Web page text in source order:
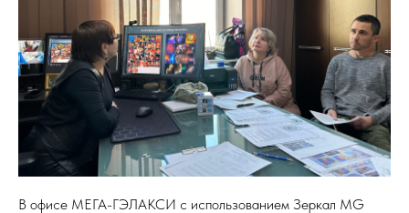
В офисе МЕГА-ГЭЛАКСИ с использованием Зеркал MG